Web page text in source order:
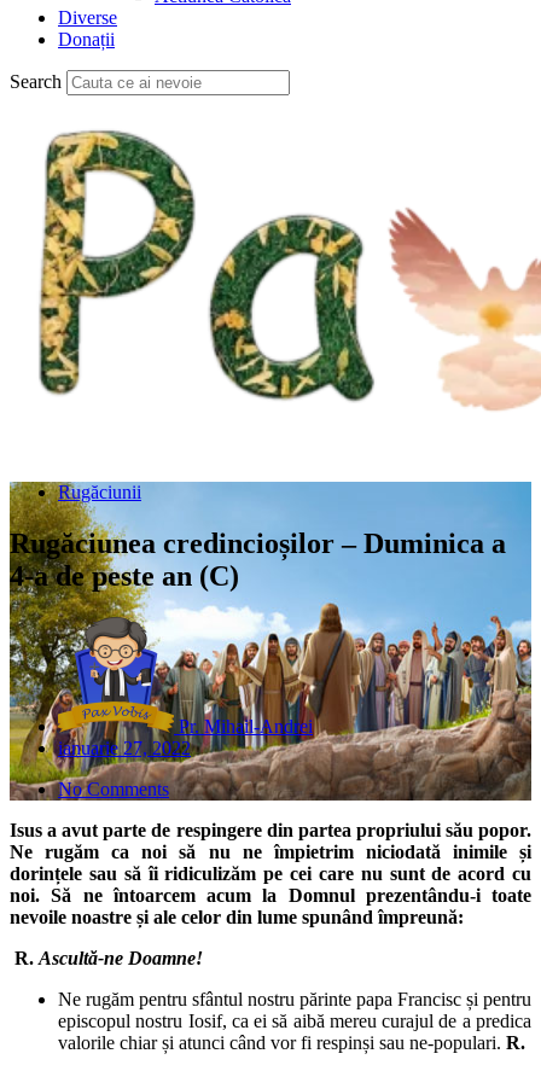
Diverse
Donații
Search
Rugăciunii
Rugăciunea credincioșilor – Duminica a
4-a de peste an (C)
Pr. Mihail-Andrei
ianuarie 27, 2022
No Comments
Isus a avut parte de respingere din partea propriului său popor.
Ne rugăm ca noi să nu ne împietrim niciodată inimile și
dorințele sau să îi ridiculizăm pe cei care nu sunt de acord cu
noi. Să ne întoarcem acum la Domnul prezentându-i toate
nevoile noastre și ale celor din lume spunând împreună:
R. Ascultă-ne Doamne!
Ne rugăm pentru sfântul nostru părinte papa Francisc și pentru
episcopul nostru Iosif, ca ei să aibă mereu curajul de a predica
valorile chiar și atunci când vor fi respinși sau ne-populari. R.